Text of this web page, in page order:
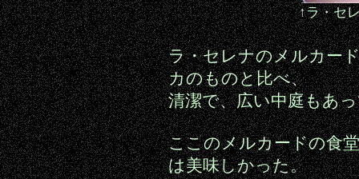
↑ラ・セ
ラ・セレナのメルカー
カのものと比べ、
清潔で、広い中庭もあ
ここのメルカードの食
は美味しかった。